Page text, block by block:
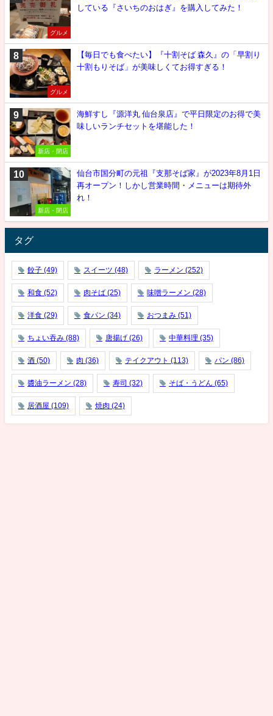
グルメ
している『さいちのおはぎ』を購入してみた！
グルメ
【毎日でも食べたい】『十割そば 森久』の「早割り
十割もりそば」が美味しくてお得すぎる！
新店・閉店
海鮮すし『源洋丸 仙台泉店』で平日限定のお得で美
味しいランチセットを堪能した！
新店・閉店
仙台市国分町の元祖『支那そば家』が2023年8月1日
再オープン！しかし営業時間・メニューは期待外
れ！
タグ
餃子 (49) スイーツ (48) ラーメン (252)
和食 (52) 肉そば (25) 味噌ラーメン (28)
洋食 (29) 食パン (34) おつまみ (51)
ちょい吞み (88) 唐揚げ (26) 中華料理 (35)
酒 (50) 肉 (36) テイクアウト (113) パン (86)
醬油ラーメン (28) 寿司 (32) そば・うどん (65)
居酒屋 (109) 焼肉 (24)